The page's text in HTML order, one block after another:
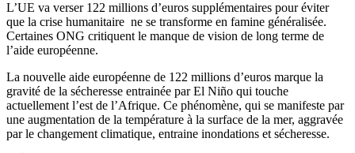
L’UE va verser 122 millions d’euros supplémentaires pour éviter
que la crise humanitaire ne se transforme en famine généralisée.
Certaines ONG critiquent le manque de vision de long terme de
l’aide européenne.
La nouvelle aide européenne de 122 millions d’euros marque la
gravité de la sécheresse entrainée par El Niño qui touche
actuellement l’est de l’Afrique. Ce phénomène, qui se manifeste par
une augmentation de la température à la surface de la mer, aggravée
par le changement climatique, entraine inondations et sécheresse.